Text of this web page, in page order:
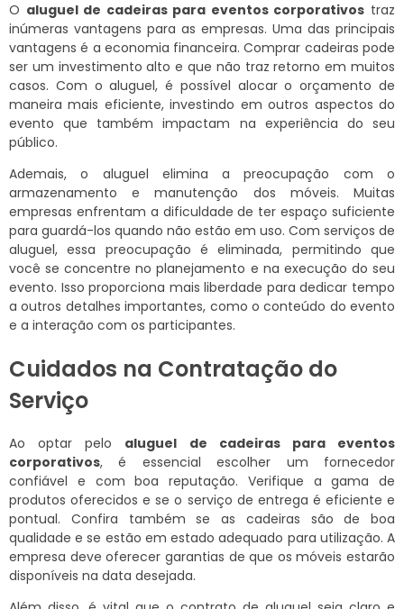
O aluguel de cadeiras para eventos corporativos traz
inúmeras vantagens para as empresas. Uma das principais
vantagens é a economia financeira. Comprar cadeiras pode
ser um investimento alto e que não traz retorno em muitos
casos. Com o aluguel, é possível alocar o orçamento de
maneira mais eficiente, investindo em outros aspectos do
evento que também impactam na experiência do seu
público.
Ademais, o aluguel elimina a preocupação com o
armazenamento e manutenção dos móveis. Muitas
empresas enfrentam a dificuldade de ter espaço suficiente
para guardá-los quando não estão em uso. Com serviços de
aluguel, essa preocupação é eliminada, permitindo que
você se concentre no planejamento e na execução do seu
evento. Isso proporciona mais liberdade para dedicar tempo
a outros detalhes importantes, como o conteúdo do evento
e a interação com os participantes.
Cuidados na Contratação do
Serviço
Ao optar pelo aluguel de cadeiras para eventos
corporativos, é essencial escolher um fornecedor
confiável e com boa reputação. Verifique a gama de
produtos oferecidos e se o serviço de entrega é eficiente e
pontual. Confira também se as cadeiras são de boa
qualidade e se estão em estado adequado para utilização. A
empresa deve oferecer garantias de que os móveis estarão
disponíveis na data desejada.